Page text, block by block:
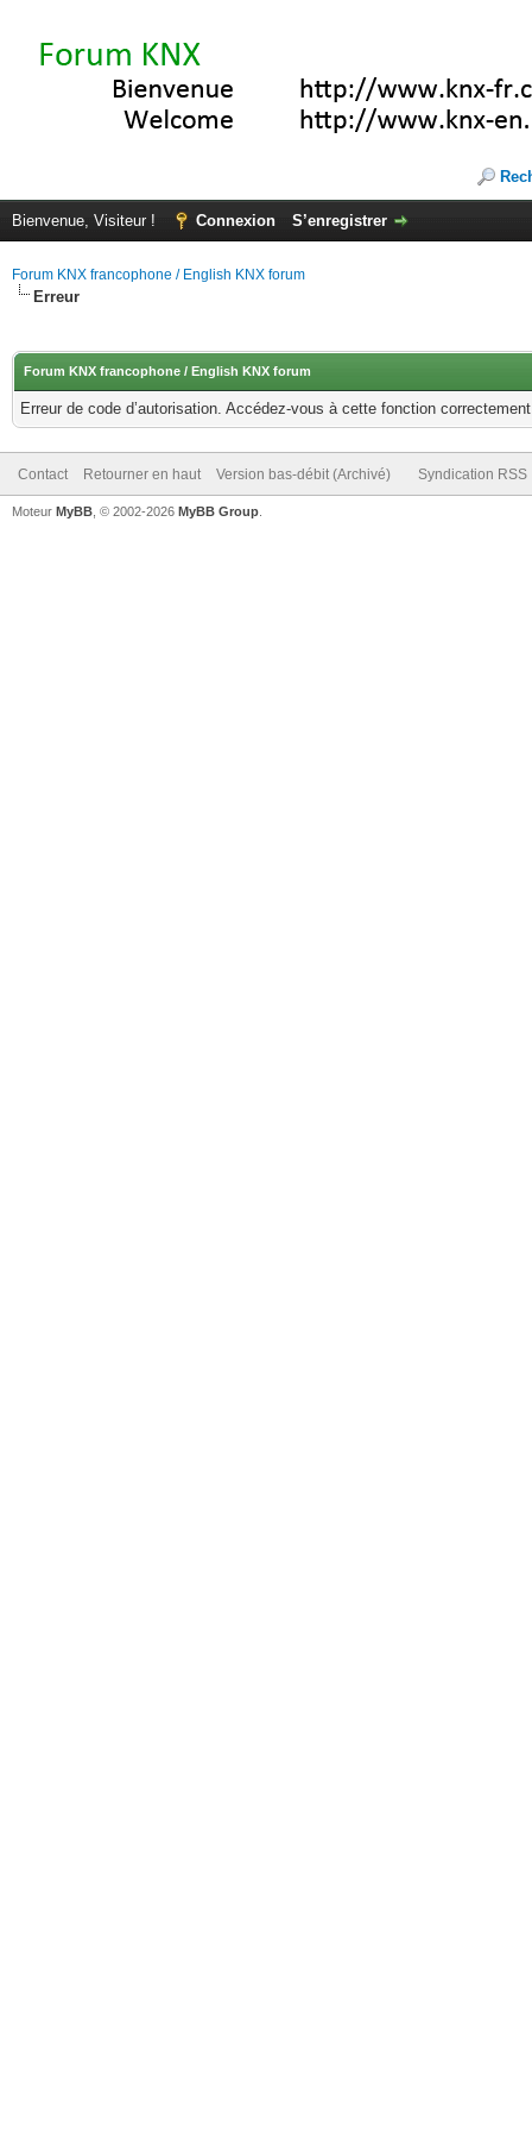
Bienvenue, Visiteur ! Connexion S’enregistrer
Forum KNX francophone / English KNX forum
Erreur
Forum KNX francophone / English KNX forum
Erreur de code d’autorisation. Accédez-vous à cette fonction
Contact Retourner en haut Version bas-débit (Archivé) Syndication RSS
Moteur MyBB , © 2002-2026 MyBB Group